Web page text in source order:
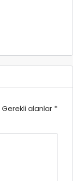
Gerekli alanlar *